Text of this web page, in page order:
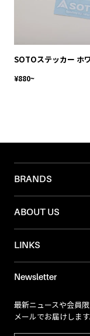
SOTOステッカー ホ
¥880~
BRANDS
ABOUT US
LINKS
Newsletter
最新ニュースや会員
メールでお届けします